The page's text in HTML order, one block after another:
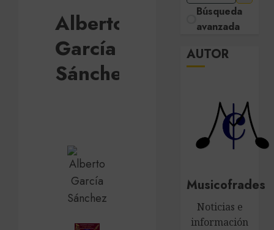
Alberto
García
Sánchez
Búsqueda
avanzada
AUTOR
Musicofrades
Noticias e
información